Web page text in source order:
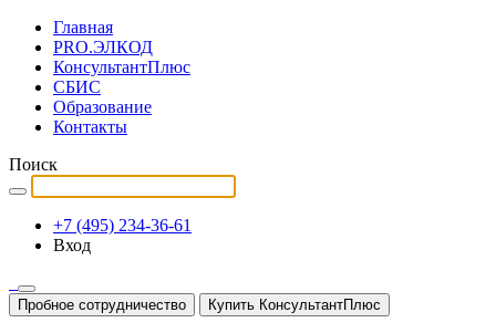
Главная
PRO.ЭЛКОД
КонсультантПлюс
СБИС
Образование
Контакты
Поиск
+7 (495) 234-36-61
Вход
Пробное сотрудничество Купить КонсультантПлюс